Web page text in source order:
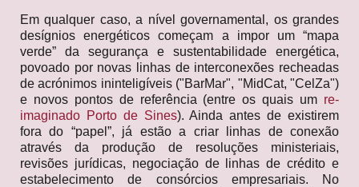
Em qualquer caso, a nível governamental, os grandes
desígnios energéticos começam a impor um “mapa
verde” da segurança e sustentabilidade energética,
povoado por novas linhas de interconexões recheadas
de acrónimos ininteligíveis ("BarMar", "MidCat, "CelZa")
e novos pontos de referência (entre os quais um re-
imaginado Porto de Sines). Ainda antes de existirem
fora do “papel”, já estão a criar linhas de conexão
através da produção de resoluções ministeriais,
revisões jurídicas, negociação de linhas de crédito e
estabelecimento de consórcios empresariais. No